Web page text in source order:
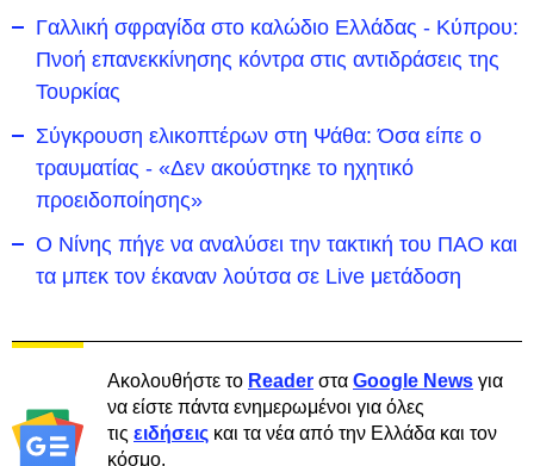
Γαλλική σφραγίδα στο καλώδιο Ελλάδας - Κύπρου:
Πνοή επανεκκίνησης κόντρα στις αντιδράσεις της
Τουρκίας
Σύγκρουση ελικοπτέρων στη Ψάθα: Όσα είπε ο
τραυματίας - «Δεν ακούστηκε το ηχητικό
προειδοποίησης»
Ο Νίνης πήγε να αναλύσει την τακτική του ΠΑΟ και
τα μπεκ τον έκαναν λούτσα σε Live μετάδοση
Ακολουθήστε το Reader στα Google News για
να είστε πάντα ενημερωμένοι για όλες
τις ειδήσεις και τα νέα από την Ελλάδα και τον
κόσμο.